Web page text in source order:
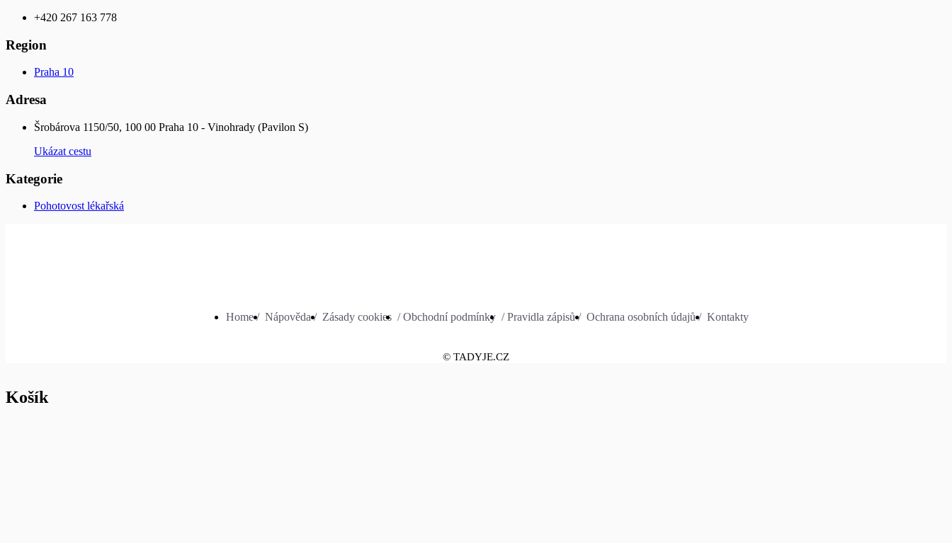
+420 267 163 778
Region
Praha 10
Adresa
Šrobárova 1150/50, 100 00 Praha 10 - Vinohrady (Pavilon S)
Ukázat cestu
Kategorie
Pohotovost lékařská
Home / Nápověda / Zásady cookies / Obchodní podmínky / Pravidla zápisů / Ochrana osobních údajů / Kontakty
© TADYJE.CZ
Košík